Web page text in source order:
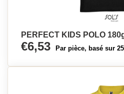
PERFECT KIDS POLO
€6,53 Par pièce, basé sur